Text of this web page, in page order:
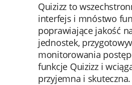
Quizizz to
interfejs i mnóstwo
poprawiające jakość
jednostek,
monitorowania
funkcje Quizizz i
przyjemna i skuteczna.